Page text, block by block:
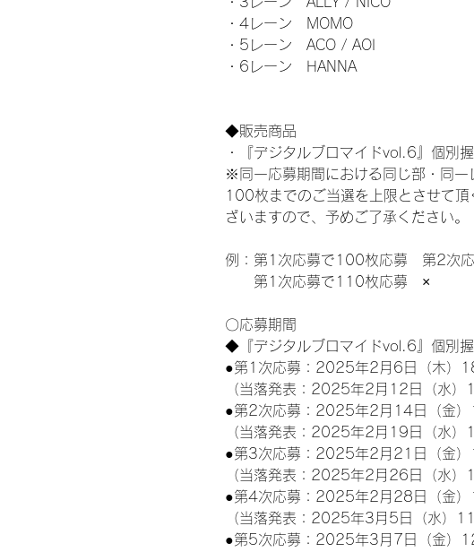
・4レーン　MOMO
・5レーン　ACO / AOI
・6レーン　HANNA
◆販売商品
・『デジタルブロマイドvol.6』個別
※同一応募期間における同じ部・同一
100枚までのご当選を上限とさせて
ざいますので、予めご了承ください。
例：第1次応募で100枚応募　第2次
第1次応募で110枚応募　×
〇応募期間
◆『デジタルブロマイドvol.6』個別
●第1次応募：2025年2月6日（木
（当落発表：2025年2月12日（水）
●第2次応募：2025年2月14日（金
（当落発表：2025年2月19日（水）
●第3次応募：2025年2月21日（金
（当落発表：2025年2月26日（水）
●第4次応募：2025年2月28日（金
（当落発表：2025年3月5日（水）
●第5次応募：2025年3月7日（金